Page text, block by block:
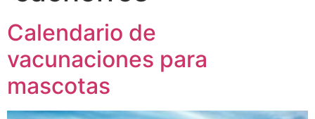
Calendario de
vacunaciones para
mascotas